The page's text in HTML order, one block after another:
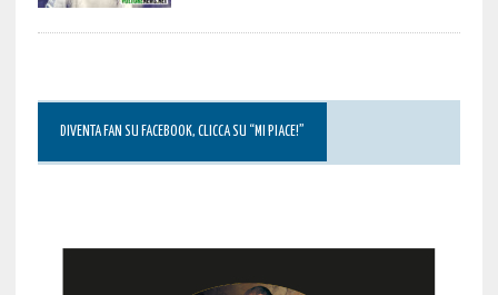
DIVENTA FAN SU FACEBOOK, CLICCA SU “MI PIACE!”